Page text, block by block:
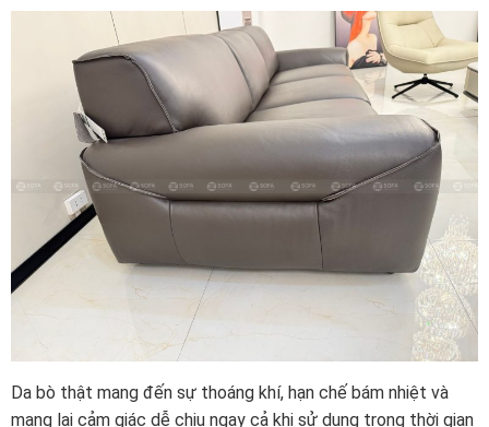
Da bò thật mang đến sự thoáng khí, hạn chế bám nhiệt và
mang lại cảm giác dễ chịu ngay cả khi sử dụng trong thời gian